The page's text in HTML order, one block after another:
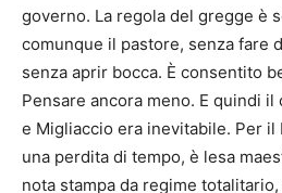
governo. La regola del gregge è
comunque il pastore, senza fare
senza aprir bocca. È consentito
Pensare ancora meno. E quindi
e Migliaccio era inevitabile. Per il
una perdita di tempo, è lesa
nota stampa da regime